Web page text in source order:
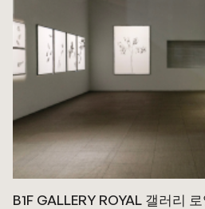
B1F GALLERY ROYAL 갤러리